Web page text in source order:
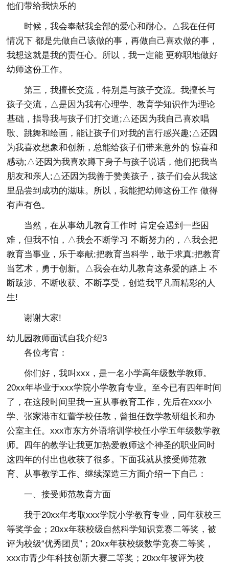
他们带给我快乐的
时候，我会奉献我全部的爱心和耐心。△我在任何
情况下 都是先做自己该做的事，再做自己喜欢做的事，
我想这就是我的责任心。所以，我一定能 更称职地做好
幼师这份工作。
第三，我擅长交流，特别是与孩子交流。我擅长与
孩子交流，△是因为我有心理学、教育学知识作为理论
基础，指导我与孩子们打交道;△还因为我自己喜欢唱
歌、跳舞和绘画，能让孩子们对我的言行感兴趣;△还因
为我喜欢想象和创新，总能给孩子们带来意外的 惊喜和
感动;△还因为我喜欢蹲下身子与孩子说话，他们把我当
朋友和亲人;△还因为我善于赞美孩子，孩子们会从我这
里品尝到成功的滋味。所以，我能把幼师这份工作 做得
有声有色。
当然，在从事幼儿教育工作时 肯定会遇到一些困
难，但我不怕，△我会不断学习 不断努力的，△我会把
教育当事业，乐于奉献;把教育当科学，敢于求真;把教育
当艺术，勇于创新。△我会在幼儿教育这条爱的路上 不
断跋涉、不断收获、不断享受，创造我平凡而精彩的人
生!
谢谢大家!
幼儿园教师面试自我介绍3
各位考官：
你们好，我叫xxx，是一名小学高年级数学教师。
20xx年毕业于xxx学院小学教育专业。至今已有四年时间
了，在这段时间里我一直从事教育工作，先后在xxx小
学、张家港市红蕾学校任教，曾担任数学教研组长和办
公室主任。xxx市东方外语培训学校任小学五年级数学教
师。四年的教学让我更加热爱教师这个神圣的职业同时
这四年的付出也收获了很多。下面我就从接受师范教
育、从事教学工作、继续深造三方面介绍一下自己：
一、接受师范教育方面
我于20xx年考取xxx学院小学教育专业，同年获校三
等奖学金；20xx年获校级自然科学知识竞赛二等奖，被
评为校级“优秀团员”；20xx年获校级数学竞赛二等奖，
xxx市青少年科技创新大赛二等奖；20xx年被评为校